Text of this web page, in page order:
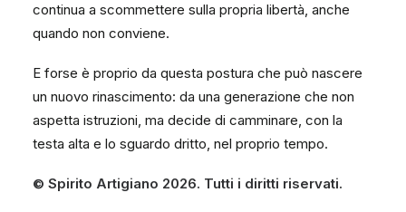
continua a scommettere sulla propria libertà, anche
quando non conviene.
E forse è proprio da questa postura che può nascere
un nuovo rinascimento: da una generazione che non
aspetta istruzioni, ma decide di camminare, con la
testa alta e lo sguardo dritto, nel proprio tempo.
© Spirito Artigiano 2026. Tutti i diritti riservati.